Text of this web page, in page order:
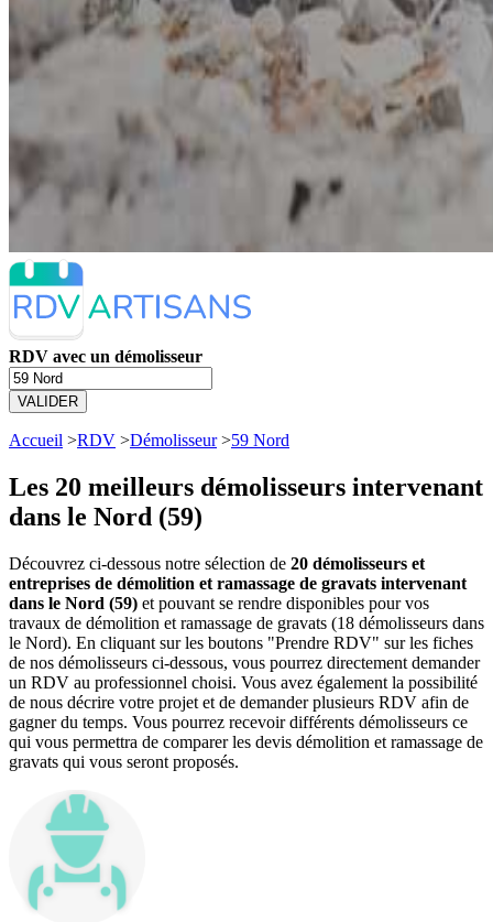
RDV avec un démolisseur
VALIDER
Accueil >RDV >Démolisseur>59 Nord
Les 20 meilleurs démolisseurs intervenant
dans le Nord (59)
Découvrez ci-dessous notre sélection de 20 démolisseurs et
entreprises de démolition et ramassage de gravats intervenant
dans le Nord (59) et pouvant se rendre disponibles pour vos
travaux de démolition et ramassage de gravats (18 démolisseurs dans
le Nord). En cliquant sur les boutons "Prendre RDV" sur les fiches
de nos démolisseurs ci-dessous, vous pourrez directement demander
un RDV au professionnel choisi. Vous avez également la possibilité
de nous décrire votre projet et de demander plusieurs RDV afin de
gagner du temps. Vous pourrez recevoir différents démolisseurs ce
qui vous permettra de comparer les devis démolition et ramassage de
gravats qui vous seront proposés.